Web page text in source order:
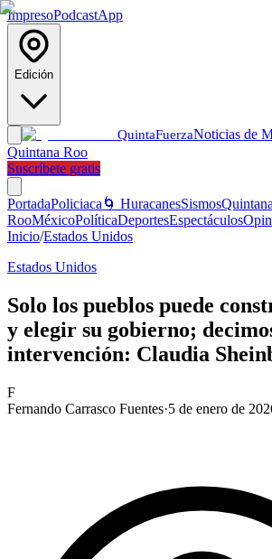
ImpresoPodcastApp
Edición
QuintaFuerzaNoticias de
Quintana Roo
Suscríbete gratis
PortadaPoliciaca 🌀 HuracanesSismosQuintana
RooMéxicoPolíticaDeportesEspectáculos
Inicio/Estados Unidos
Estados Unidos
Solo los pueblos puede
y elegir su gobierno;
intervención: Claudia
F
Fernando Carrasco Fuentes·5 de enero de